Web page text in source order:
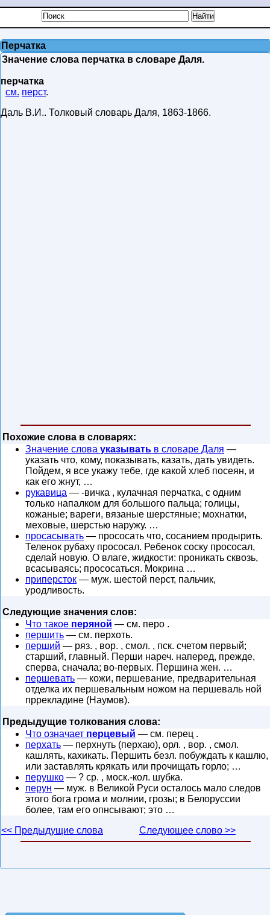
Перчатка
Значение слова перчатка в словаре Даля.
перчатка
см. перст.
Даль В.И.. Толковый словарь Даля, 1863-1866.
Похожие слова в словарях:
Значение слова указывать в словаре Даля —
указать что, кому, показывать, казать, дать увидеть.
Пойдем, я все укажу тебе, где какой хлеб посеян, и
как его жнут, …
рукавица — -вичка , кулачная перчатка, с одним
только напалком для большого пальца; голицы,
кожаные; вареги, вязаные шерстяные; мохнатки,
меховые, шерстью наружу. …
просасывать — прососать что, сосанием продырить.
Теленок рубаху прососал. Ребенок соску прососал,
сделай новую. О влаге, жидкости: проникать сквозь,
всасываясь; прососаться. Мокрина …
приперсток — муж. шестой перст, пальчик,
уродливость.
Следующие значения слов:
Что такое перяной — см. перо .
першить — см. перхоть.
перший — ряз. , вор. , смол. , пск. счетом первый;
старший, главный. Перши нареч. наперед, прежде,
сперва, сначала; во-первых. Першина жен. …
першевать — кожи, першевание, предварительная
отделка их першевальным ножом на першеваль ной
пррекладине (Наумов).
Предыдущие толкования слова:
Что означает перцевый — см. перец .
перхать — перхнуть (перхаю), орл. , вор. , смол.
кашлять, кахикать. Першить безл. побуждать к кашлю,
или заставлять крякать или прочищать горло; …
перушко — ? ср. , моск.-кол. шубка.
перун — муж. в Великой Руси осталось мало следов
этого бога грома и молнии, грозы; в Белоруссии
более, там его опнсывают; это …
<< Предыдущие слова
Следующее слово >>